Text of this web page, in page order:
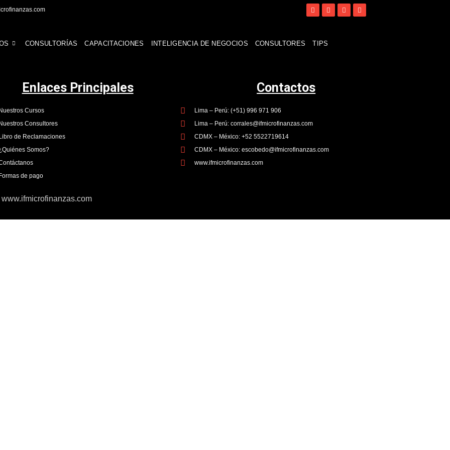
CONSULTORÍAS CAPACITACIONES INTELIGENCIA DE NEGOCIOS CONSULTORES TIPS
Enlaces Principales
Nuestros Cursos
Nuestros Consultores
Libro de Reclamaciones
Somos?
Formas de pago
Contactos
Lima – Perú: (+51) 996 971 906
Lima – Perú: corrales@ifmicrofinanzas.com
CDMX – México: +52 5522719614
CDMX – México: escobedo@ifmicrofinanzas.com
www.ifmicrofinanzas.com